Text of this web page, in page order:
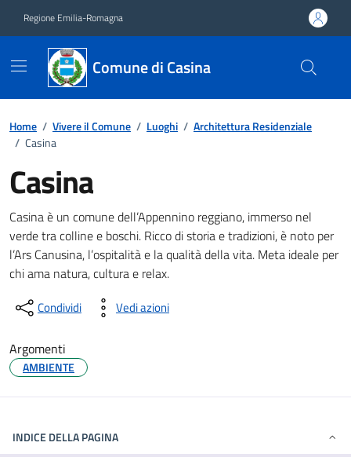
Regione Emilia-Romagna
Comune di Casina
Home / Vivere il Comune / Luoghi / Architettura Residenziale
/ Casina
Casina
Descrizione
Casina è un comune dell’Appennino reggiano, immerso nel
verde tra colline e boschi. Ricco di storia e tradizioni, è noto per
l’Ars Canusina, l’ospitalità e la qualità della vita. Meta ideale per
chi ama natura, cultura e relax.
Condividi Vedi azioni
Argomenti
AMBIENTE
INDICE DELLA PAGINA